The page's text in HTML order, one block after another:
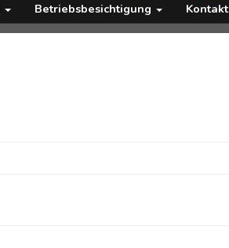
Betriebsbesichtigung Kontakt